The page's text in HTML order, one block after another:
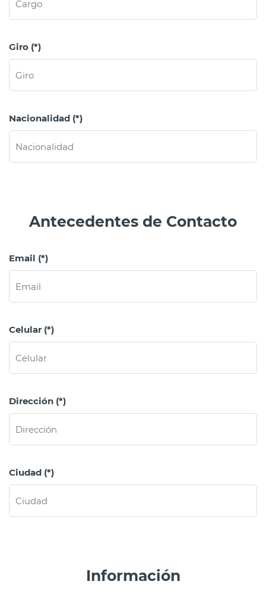
Giro (*)
Nacionalidad (*)
Antecedentes de Contacto
Email (*)
Celular (*)
Dirección (*)
Ciudad (*)
Información